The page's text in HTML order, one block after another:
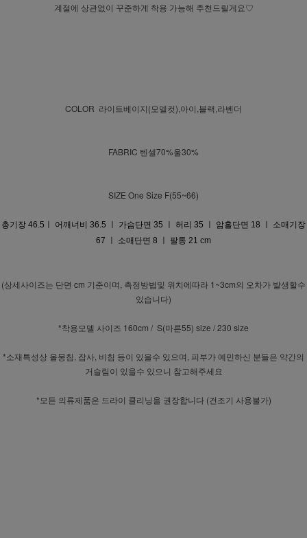
계절에 상관없이 꾸준하게 착용 가능해 추천드릴게요♡
COLOR 라이트베이지(모델컷),아이,블랙,라벤더
FABRIC 텐셀70%울30%
SIZE One Size F(55~66)
총기장 46.5ㅣ 어깨너비 36.5 ㅣ 가슴단면 35 ㅣ 허리 35 ㅣ 암홀단면 18 ㅣ 소매기장
67 ㅣ 소매단면 8 ㅣ 팔통 21 cm
(상세사이즈는 단면 cm 기준이며, 측정방법및 위치에따라 1~3cm의 오차가 발생할수
있습니다)
*착용모델 사이즈 160cm / S(마른55) size / 230 size
*소재특성상 올뭉침, 잡사, 비침 등이 있을수 있으며, 피부가 예민하신 분들은 약간의
거슬림이 있을수 있으니 참고해주세요
*모든 의류제품은 드라이 클리닝을 권장합니다 (건조기 사용불가)